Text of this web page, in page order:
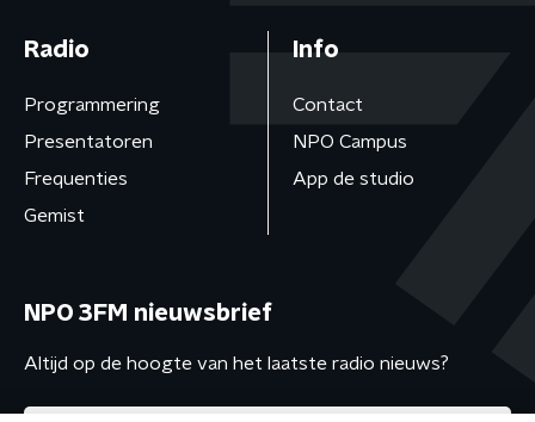
Radio
Programmering
Presentatoren
Frequenties
Gemist
Info
Contact
NPO Campus
App de studio
NPO 3FM nieuwsbrief
Altijd op de hoogte van het laatste radio nieuws?